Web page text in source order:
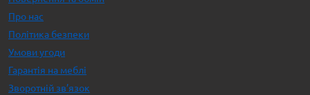
Про нас
Політика безпеки
Умови угоди
Гарантія на меблі
Зворотній зв’язок